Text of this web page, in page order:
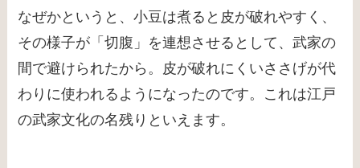
なぜかというと、小豆は煮ると皮が破れやすく、
その様子が「切腹」を連想させるとして、武家の
間で避けられたから。皮が破れにくいささげが代
わりに使われるようになったのです。これは江戸
の武家文化の名残りといえます。